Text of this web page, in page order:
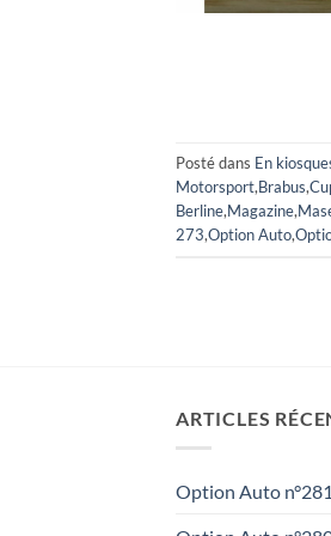
Posté dans En
Motorsport,Brabus,
Berline,Magazine,
273,Option Auto,
ARTICLES
Option Auto